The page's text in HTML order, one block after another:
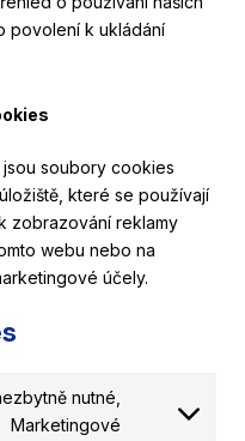
povolení k ukládání
soubory cookies
které se používají
zobrazování reklamy
webu nebo na
účely.
nutné,
Marketingové
Consent